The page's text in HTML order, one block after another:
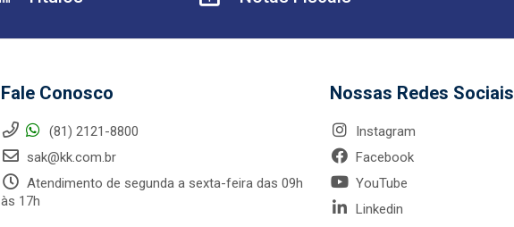
Fale Conosco
(81) 2121-8800
sak@kk.com.br
Atendimento de segunda a sexta-feira das 09h
às 17h
Nossas Redes Sociais
Instagram
Facebook
YouTube
Linkedin